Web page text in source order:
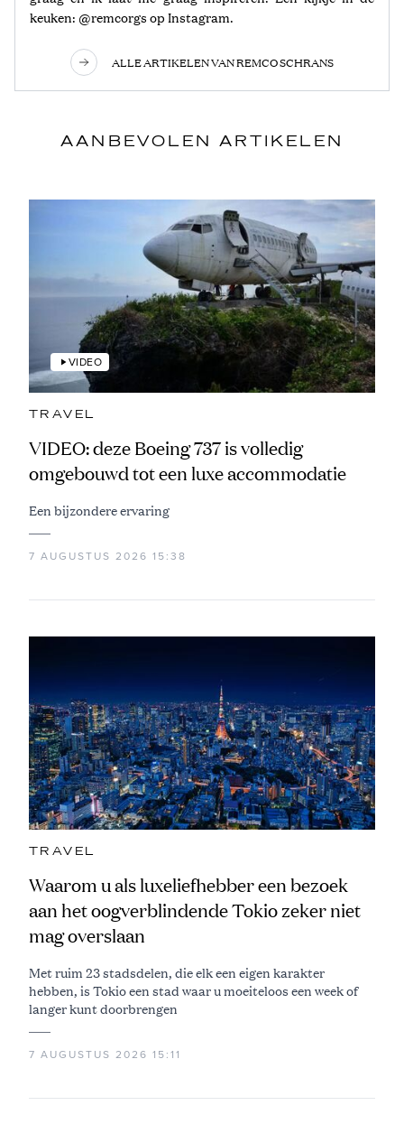
keuken: @remcorgs op Instagram.
ALLE ARTIKELEN VAN REMCO SCHRANS
AANBEVOLEN ARTIKELEN
VIDEO
TRAVEL
VIDEO: deze Boeing 737 is volledig
omgebouwd tot een luxe accommodatie
Een bijzondere ervaring
7 AUGUSTUS 2026 15:38
TRAVEL
Waarom u als luxeliefhebber een bezoek
aan het oogverblindende Tokio zeker niet
mag overslaan
Met ruim 23 stadsdelen, die elk een eigen karakter
hebben, is Tokio een stad waar u moeiteloos een week of
langer kunt doorbrengen
7 AUGUSTUS 2026 15:11